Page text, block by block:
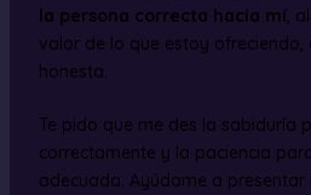
la persona correcta hacia mí,
valor de lo que estoy ofreciendo,
honesta.
Te pido que me des la sabiduría
correctamente y la paciencia
adecuada. Ayúdame a